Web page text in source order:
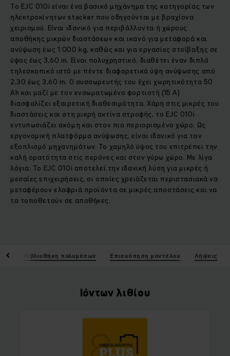
Το EJC 010i είναι ένα βασικό μηχάνημα της κατηγορίας των
ηλεκτροκίνητων stacker που οδηγούνται με βραχίονα
χειρισμού. Είναι ιδανικό για περιβάλλοντα ή χώρους
αποθήκης μικρών διαστάσεων και ικανό για μεταφορά και
ανύψωση έως 1.000 kg, καθώς και για εργασίες στοίβαξης σε
ύψος έως 3,60 m. Είναι πολυχρηστικό, διαθέτει έναν διπλό
τηλεσκοπικό ιστό με πέντε διαφορετικά ύψη ανύψωσης από
2,30 έως 3,60 m. Ο συσσωρευτής του έχει χωρητικότητα 50
Ah και μαζί με τον ενσωματωμένο φορτιστή (15 A)
διασφαλίζει εξαιρετική διαθεσιμότητα. Χάρη στις μικρές του
διαστάσεις και στη μικρή ακτίνα στροφής, το EJC 010i
εντυπωσιάζει ακόμη και στον πιο περιορισμένο χώρο. Ως
εργονομική πλατφόρμα ανύψωσης, είναι ιδανικό για τον
εξοπλισμό μηχανημάτων. Το χαμηλό ύψος του επιτρέπει την
καλή ορατότητα στις περόνες και στον γύρω χώρο. Με λίγα
λόγια: Το EJC 010i αποτελεί την ιδανική λύση για μικρές ή
μεσαίες επιχειρήσεις, οι οποίες χρειάζεται περιστασιακά να
μεταφέρουν ελαφριά προϊόντα σε μικρές αποστάσεις και να
τα τοποθετούν σε αποθήκες.
Βιβλιοθήκη πολυμέσων Επισκόπηση μοντέλου Λήψεις
Ιόντων λιθίου